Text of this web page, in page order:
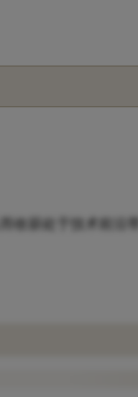
获处于技术前沿带